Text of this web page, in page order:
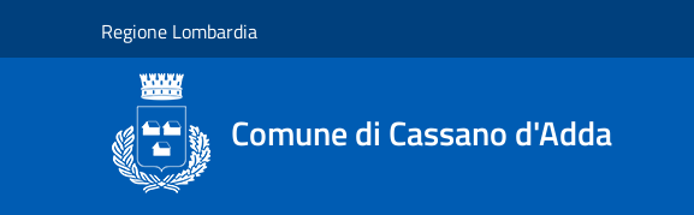
Regione Lombardia
Comune di Cassano d'Adda